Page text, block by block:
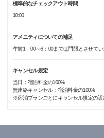
標準的なチェックアウト時間
10:00
アメニティについての補足
午前1：00～6：00までは門限とさせて
キャンセル規定
当日：宿泊料金の100%
無連絡キャンセル：宿泊料金の100%
※宿泊プランごとにキャンセル規定の設